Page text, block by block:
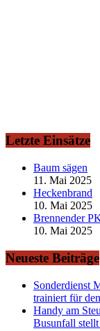
Letzte Einsätze
Baum sägen
11. Mai 2025
Heckenbrand
10. Mai 2025
Brennender
10. Mai 2025
Neueste Beiträge
Sonderdienst
trainiert für
Handy am
Busunfall